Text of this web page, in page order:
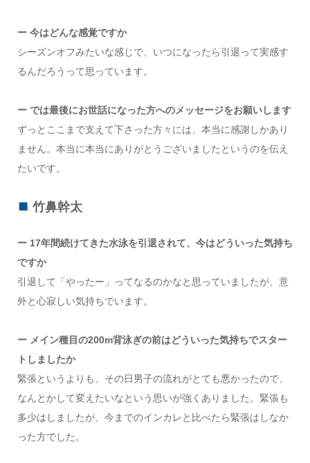
ー 今はどんな感覚ですか
シーズンオフみたいな感じで、いつになったら引退って実感す
るんだろうって思っています。
ー では最後にお世話になった方へのメッセージをお願いします
ずっとここまで支えて下さった方々には、本当に感謝しかあり
ません。本当に本当にありがとうございましたというのを伝え
たいです。
竹鼻幹太
ー 17年間続けてきた水泳を引退されて、今はどういった気持ち
ですか
引退して「やったー」ってなるのかなと思っていましたが、意
外と心寂しい気持ちでいます。
ー メイン種目の200m背泳ぎの前はどういった気持ちでスター
トしましたか
緊張というよりも、その日男子の流れがとても悪かったので、
なんとかして変えたいなという思いが強くありました。緊張も
多少はしましたが、今までのインカレと比べたら緊張はしなか
った方でした。